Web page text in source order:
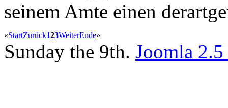
seinem Amte einen
«StartZurück123WeiterEnde»
Sunday the 9th. Joomla